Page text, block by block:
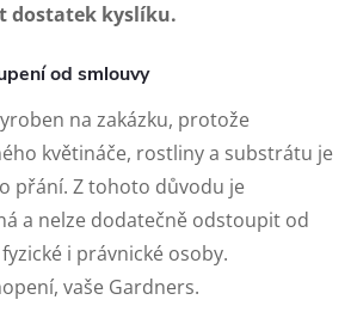
dostatek kyslíku.
od smlouvy
na zakázku, protože
květináče, rostliny a substrátu je
přání. Z tohoto důvodu je
a nelze dodatečně odstoupit od
i právnické osoby.
vaše Gardners.